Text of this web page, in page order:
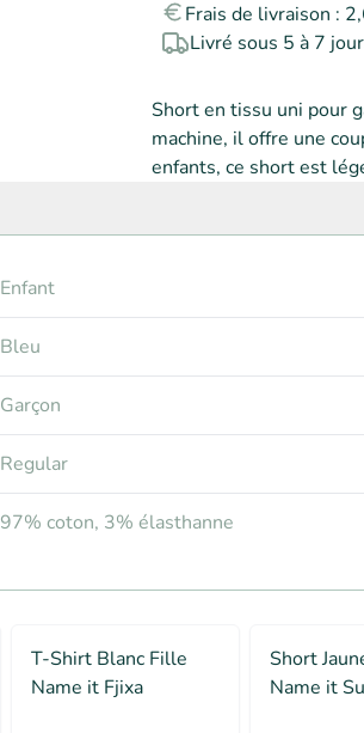
Frais de livraison :
Livré sous 5 à 7
Short en tissu uni pour
machine, il offre une
enfants, ce short est
Enfant
Bleu
Garçon
Regular
97% coton, 3% élasthanne
T-Shirt Blanc Fille
Name it Fjixa
Short
Name it